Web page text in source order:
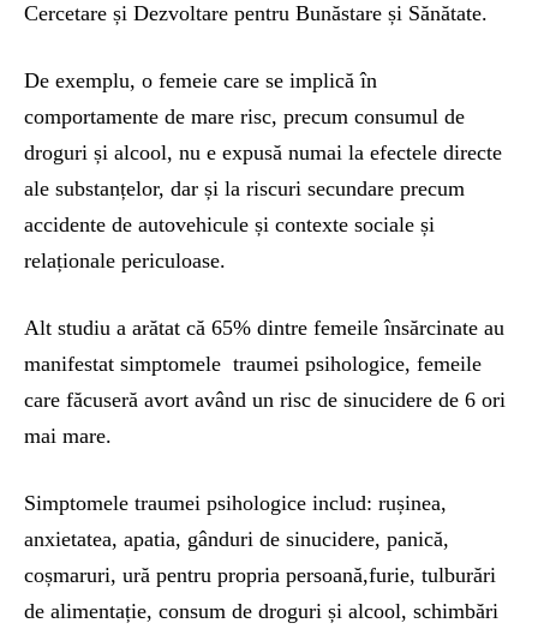
Cercetare și Dezvoltare pentru Bunăstare și Sănătate.
De exemplu, o femeie care se implică în
comportamente de mare risc, precum consumul de
droguri și alcool, nu e expusă numai la efectele directe
ale substanțelor, dar și la riscuri secundare precum
accidente de autovehicule și contexte sociale și
relaționale periculoase.
Alt studiu a arătat că 65% dintre femeile însărcinate au
manifestat simptomele traumei psihologice, femeile
care făcuseră avort având un risc de sinucidere de 6 ori
mai mare.
Simptomele traumei psihologice includ: rușinea,
anxietatea, apatia, gânduri de sinucidere, panică,
coșmaruri, ură pentru propria persoană,furie, tulburări
de alimentație, consum de droguri și alcool, schimbări